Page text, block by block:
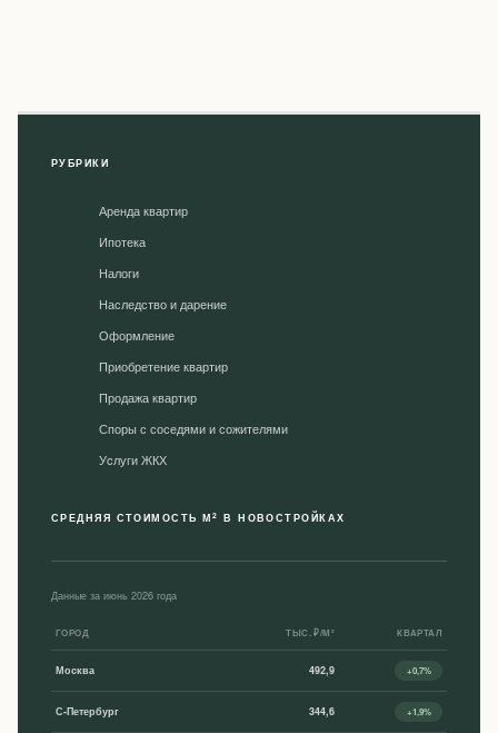
РУБРИКИ
Аренда квартир
Ипотека
Налоги
Наследство и дарение
Оформление
Приобретение квартир
Продажа квартир
Споры с соседями и сожителями
Уcлуги ЖКХ
СРЕДНЯЯ СТОИМОСТЬ М2 В НОВОСТРОЙКАХ
Данные за июнь 2026 года
ГОРОД ТЫС. ₽/М² КВАРТАЛ
Москва 492,9 +0,7%
С-Петербург 344,6 +1,9%